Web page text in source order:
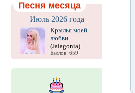
Песня месяца
Июль 2026 года
Крылья моей
любви
(Jalagonia)
Баллов: 659